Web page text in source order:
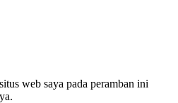
web saya pada peramban ini